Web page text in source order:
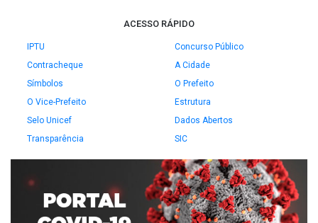
ACESSO RÁPIDO
IPTU
Concurso Público
Contracheque
A Cidade
Símbolos
O Prefeito
O Vice-Prefeito
Estrutura
Selo Unicef
Dados Abertos
Transparência
SIC